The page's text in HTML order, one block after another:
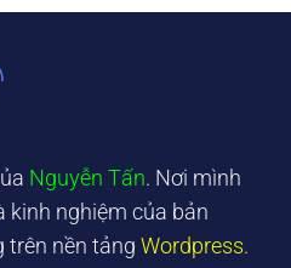
Nguyễn Tấn. Nơi mình
kinh nghiệm của bản
trên nền tảng Wordpress.